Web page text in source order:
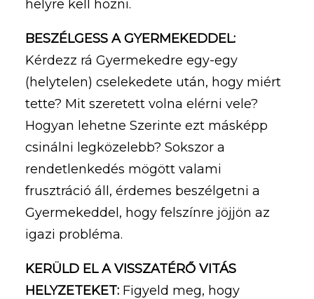
helyre kell hozni.
BESZÉLGESS A GYERMEKEDDEL:
Kérdezz rá Gyermekedre egy-egy
(helytelen) cselekedete után, hogy miért
tette? Mit szeretett volna elérni vele?
Hogyan lehetne Szerinte ezt másképp
csinálni legközelebb? Sokszor a
rendetlenkedés mögött valami
frusztráció áll, érdemes beszélgetni a
Gyermekeddel, hogy felszínre jöjjön az
igazi probléma.
KERÜLD EL A VISSZATÉRŐ VITÁS
HELYZETEKET: Figyeld meg, hogy